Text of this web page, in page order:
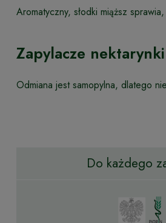
Aromatyczny, słodki miąższ
Zapylacze
Odmiana jest samopylna, dlatego
Do każdego